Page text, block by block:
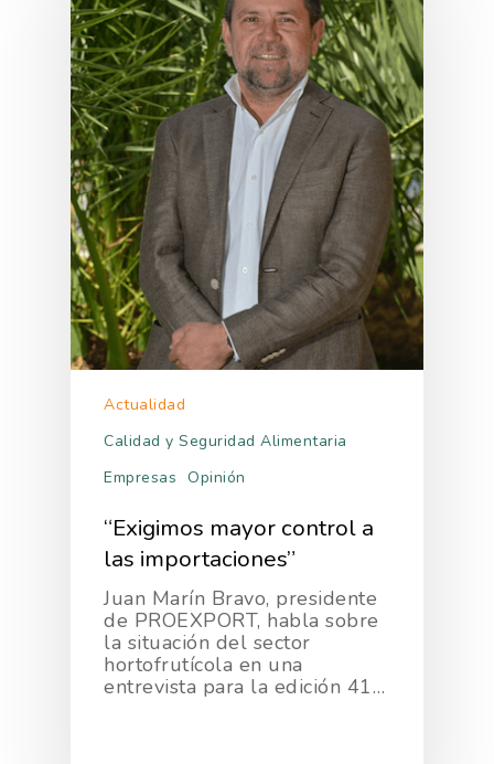
Actualidad
Calidad y Seguridad Alimentaria
Empresas Opinión
“Exigimos mayor control a
las importaciones”
Juan Marín Bravo, presidente
de PROEXPORT, habla sobre
la situación del sector
hortofrutícola en una
entrevista para la edición 41…
Nosotros
Nuestros Asociados
Responsabilidad Social
Corporativa
Números
Empresas
Asociados
Mapa De Productores
Productos
Temas
Actualidad
AgroCIFRAS